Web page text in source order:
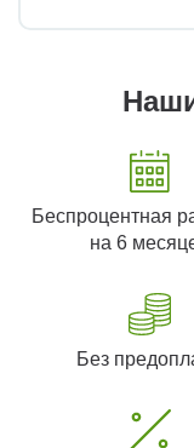
Беспроцентная
на 6
Без